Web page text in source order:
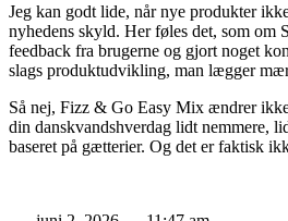
Jeg kan godt lide, når nye produkter
nyhedens skyld. Her føles det, som om
feedback fra brugerne og gjort noget
slags produktudvikling, man lægger
Så nej, Fizz & Go Easy Mix ændrer
din danskvandshverdag lidt nemmere,
baseret på gætterier. Og det er faktisk